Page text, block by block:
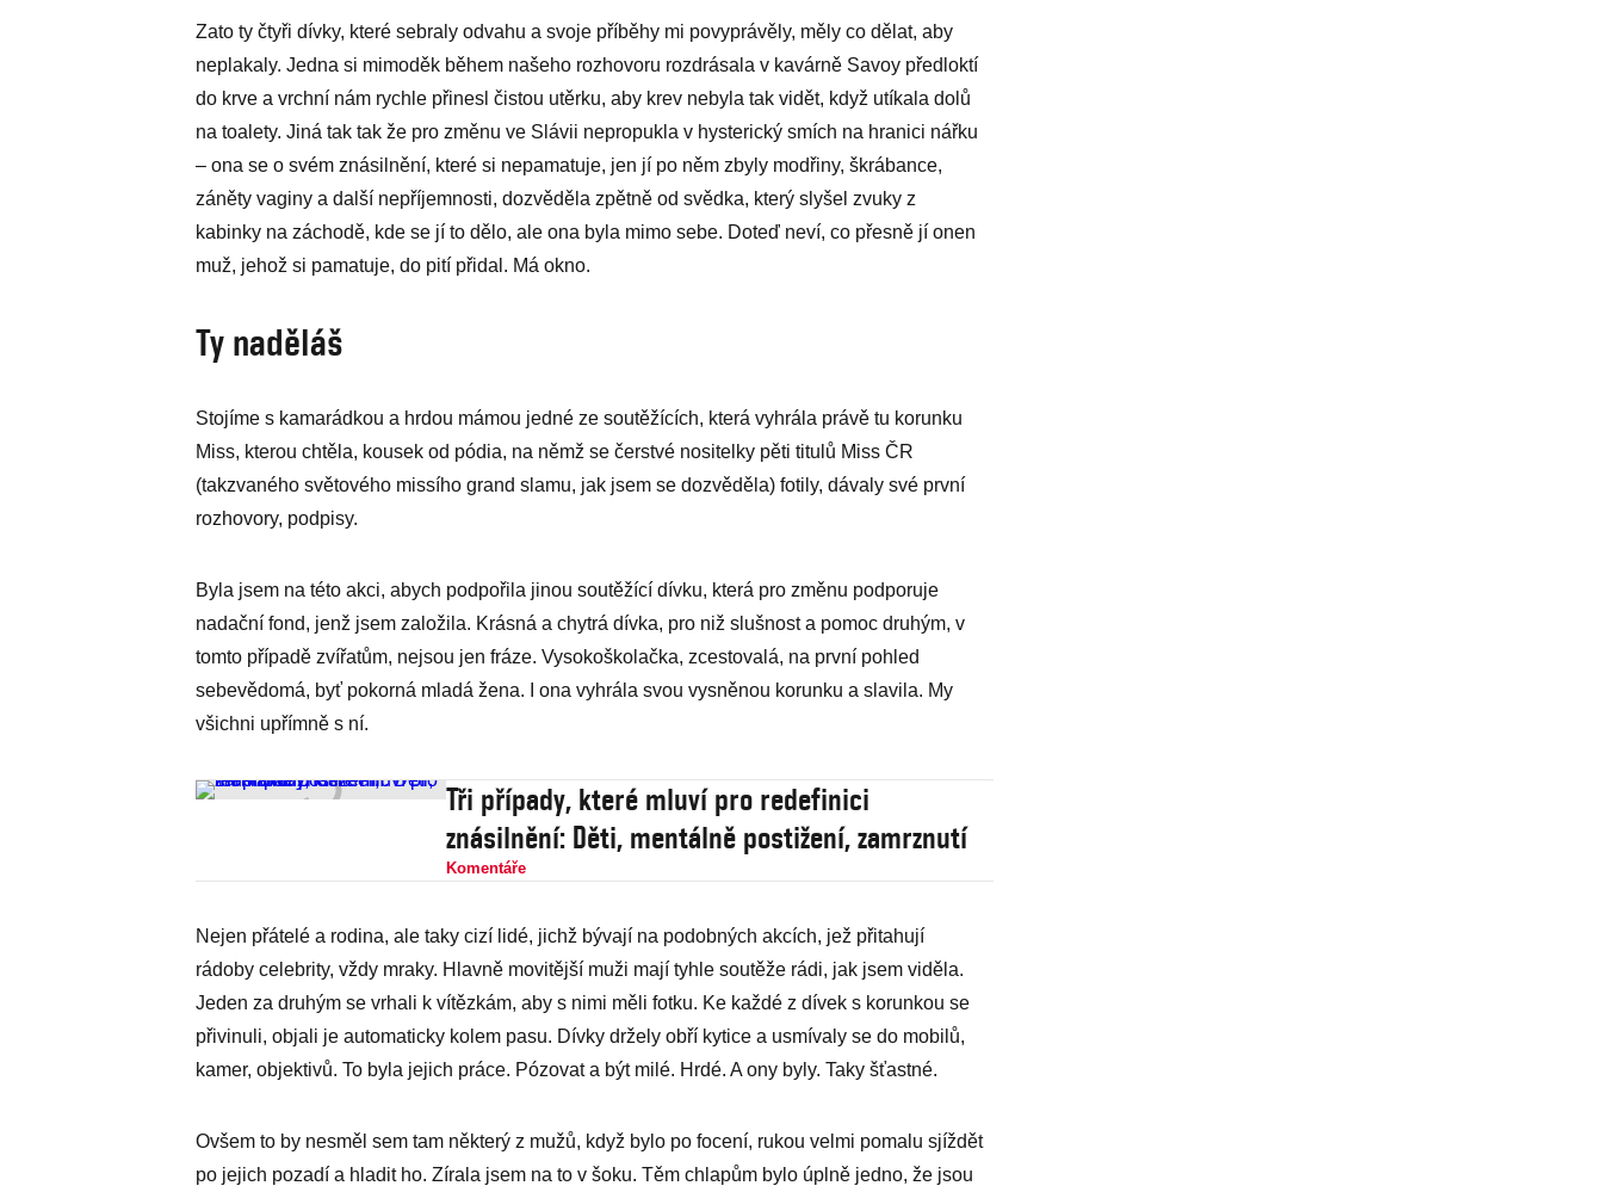
Zato ty čtyři dívky, které sebraly odvahu a svoje příběhy mi povyprávěly, měly co dělat, aby
neplakaly. Jedna si mimoděk během našeho rozhovoru rozdrásala v kavárně Savoy předloktí
do krve a vrchní nám rychle přinesl čistou utěrku, aby krev nebyla tak vidět, když utíkala dolů
na toalety. Jiná tak tak že pro změnu ve Slávii nepropukla v hysterický smích na hranici nářku
– ona se o svém znásilnění, které si nepamatuje, jen jí po něm zbyly modřiny, škrábance,
záněty vaginy a další nepříjemnosti, dozvěděla zpětně od svědka, který slyšel zvuky z
kabinky na záchodě, kde se jí to dělo, ale ona byla mimo sebe. Doteď neví, co přesně jí onen
muž, jehož si pamatuje, do pití přidal. Má okno.
Ty naděláš
Stojíme s kamarádkou a hrdou mámou jedné ze soutěžících, která vyhrála právě tu korunku
Miss, kterou chtěla, kousek od pódia, na němž se čerstvé nositelky pěti titulů Miss ČR
(takzvaného světového missího grand slamu, jak jsem se dozvěděla) fotily, dávaly své první
rozhovory, podpisy.
Byla jsem na této akci, abych podpořila jinou soutěžící dívku, která pro změnu podporuje
nadační fond, jenž jsem založila. Krásná a chytrá dívka, pro niž slušnost a pomoc druhým, v
tomto případě zvířatům, nejsou jen fráze. Vysokoškolačka, zcestovalá, na první pohled
sebevědomá, byť pokorná mladá žena. I ona vyhrála svou vysněnou korunku a slavila. My
všichni upřímně s ní.
Tři případy, které mluví pro redefinici
znásilnění: Děti, mentálně postižení, zamrznutí
Komentáře
Nejen přátelé a rodina, ale taky cizí lidé, jichž bývají na podobných akcích, jež přitahují
rádoby celebrity, vždy mraky. Hlavně movitější muži mají tyhle soutěže rádi, jak jsem viděla.
Jeden za druhým se vrhali k vítězkám, aby s nimi měli fotku. Ke každé z dívek s korunkou se
přivinuli, objali je automaticky kolem pasu. Dívky držely obří kytice a usmívaly se do mobilů,
kamer, objektivů. To byla jejich práce. Pózovat a být milé. Hrdé. A ony byly. Taky šťastné.
Ovšem to by nesměl sem tam některý z mužů, když bylo po focení, rukou velmi pomalu sjíždět
po jejich pozadí a hladit ho. Zírala jsem na to v šoku. Těm chlapům bylo úplně jedno, že jsou